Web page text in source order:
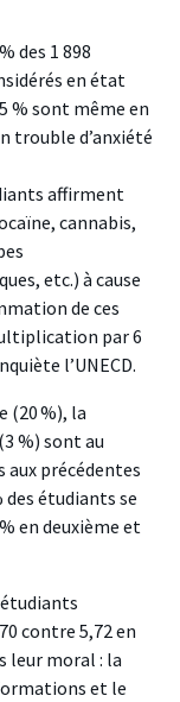
des 1 898
en état
% sont même en
trouble d’anxiété
affirment
cannabis,
etc.) à cause
de ces
par 6
l’UNECD.
(20 %), la
%) sont au
précédentes
des étudiants se
en deuxième et
étudiants
contre 5,72 en
leur moral : la
et le